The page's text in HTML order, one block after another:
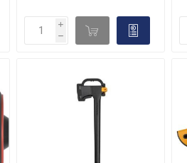
i
h d 